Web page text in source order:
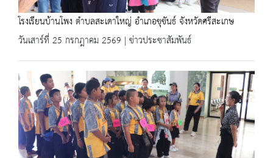
โรงเรียนบ้านโพง ตำบลสะเดาใหญ่ อำเภอขุขันธ์ จังหวัดศรีสะเกษ
วันเสาร์ที่ 25 กรกฎาคม 2569 | ข่าวประชาสัมพันธ์